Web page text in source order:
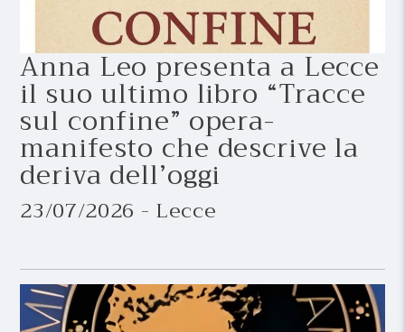
Anna Leo presenta a Lecce
il suo ultimo libro “Tracce
sul confine” opera-
manifesto che descrive la
deriva dell’oggi
23/07/2026 - Lecce